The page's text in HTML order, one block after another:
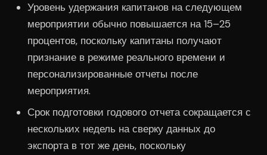
Уровень удержания капитанов на следующем
мероприятии обычно повышается на 15–25
процентов, поскольку капитаны получают
признание в режиме реального времени и
персонализированные отчеты после
мероприятия.
Срок подготовки годового отчета сокращается с
нескольких недель на сверку данных до
экспорта в тот же день, поскольку